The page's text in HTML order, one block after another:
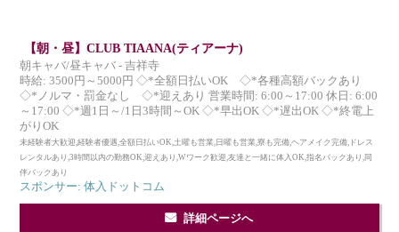
【朝・昼】CLUB TIAANA(ティアーナ)
朝キャバ/昼キャバ - 吉祥寺
時給: 3500円～5000円 ◇*全額日払いOK ◇*各種高額バックあり
◇*ノルマ・罰金なし ◇*迎えあり 営業時間: 6:00～17:00 休日: 6:00
～17:00 ◇*週1日～/1日3時間～OK ◇*早出OK ◇*遅出OK ◇*終電上
がりOK
未経験者大歓迎,経験者優遇,全額日払いOK,土曜も営業,日曜も営業,寮も完備,ヘアメイク完備,ドレス
レンタルあり,3時間以内の勤務OK,迎えあり,Wワーク歓迎,友達と一緒に体入OK,指名バックあり,同
伴バックあり
スポンサー: 体入ドットコム
詳細ページへ